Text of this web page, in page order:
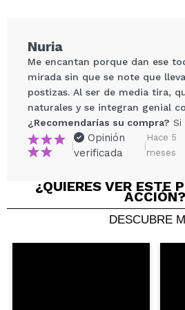
Tu vídeo podría ser el
Nuria
Me encantan porque dan ese
mirada sin que se note que
postizas. Al ser de media tira,
naturales y se integran genial
¿Recomendarías su compra? Si
|
Opinión
verificada
|
Hace 5
meses
¿QUIERES VER ESTE
ACCIÓN?
DESCUBRE